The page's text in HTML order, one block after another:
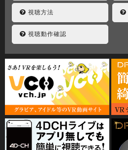
視聴方法
視聴動作確認